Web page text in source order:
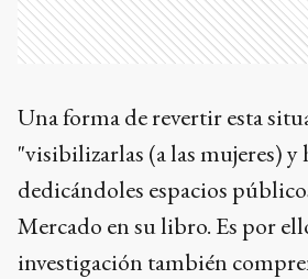
Una forma de revertir esta
"visibilizarlas (a las mujeres) y
dedicándoles espacios
Mercado en su libro. Es por
investigación también